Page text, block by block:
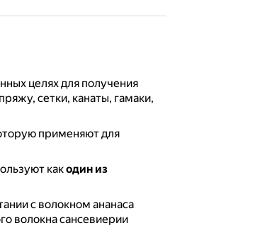
целях для получения
сетки, канаты, гамаки,
применяют для
какодин из
с волокном ананаса
волокна сансевиерии